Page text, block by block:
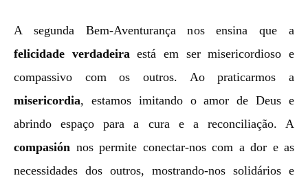
A segunda Bem-Aventurança nos ensina que a
felicidade verdadeira está em ser misericordioso e
compassivo com os outros. Ao praticarmos a
misericordia, estamos imitando o amor de Deus e
abrindo espaço para a cura e a reconciliação. A
compasión nos permite conectar-nos com a dor e as
necessidades dos outros, mostrando-nos solidários e